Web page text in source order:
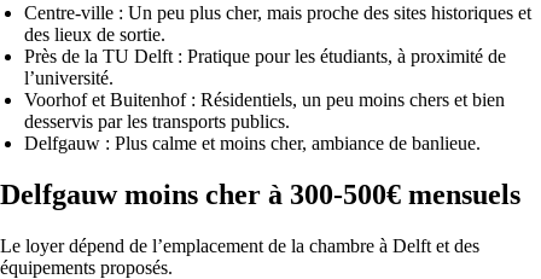
Centre-ville : Un peu plus cher, mais proche des sites historiques et
des lieux de sortie.
Près de la TU Delft : Pratique pour les étudiants, à proximité de
l’université.
Voorhof et Buitenhof : Résidentiels, un peu moins chers et bien
desservis par les transports publics.
Delfgauw : Plus calme et moins cher, ambiance de banlieue.
Delfgauw moins cher à 300-500€ mensuels
Le loyer dépend de l’emplacement de la chambre à Delft et des
équipements proposés.